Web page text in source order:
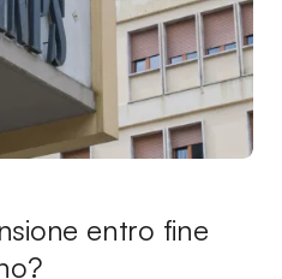
entro fine